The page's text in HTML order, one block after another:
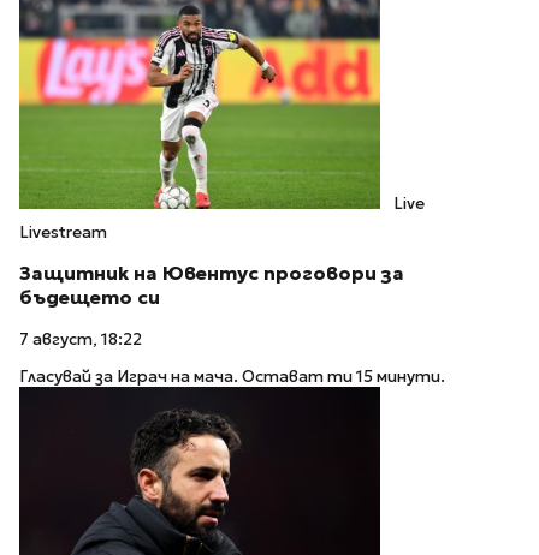
Live
Livestream
Защитник на Ювентус проговори за
бъдещето си
7 август, 18:22
Гласувай за Играч на мача. Остават ти 15 минути.